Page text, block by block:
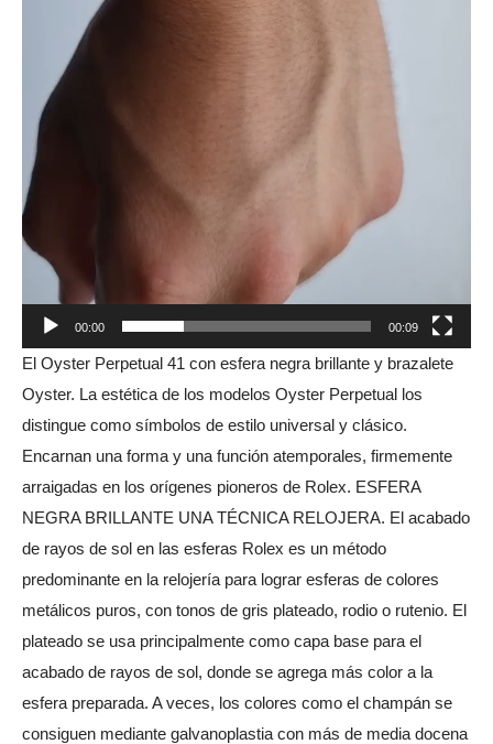
00:00 00:09
El Oyster Perpetual 41 con esfera negra brillante y brazalete
Oyster. La estética de los modelos Oyster Perpetual los
distingue como símbolos de estilo universal y clásico.
Encarnan una forma y una función atemporales, firmemente
arraigadas en los orígenes pioneros de Rolex. ESFERA
NEGRA BRILLANTE UNA TÉCNICA RELOJERA. El acabado
de rayos de sol en las esferas Rolex es un método
predominante en la relojería para lograr esferas de colores
metálicos puros, con tonos de gris plateado, rodio o rutenio. El
plateado se usa principalmente como capa base para el
acabado de rayos de sol, donde se agrega más color a la
esfera preparada. A veces, los colores como el champán se
consiguen mediante galvanoplastia con más de media docena